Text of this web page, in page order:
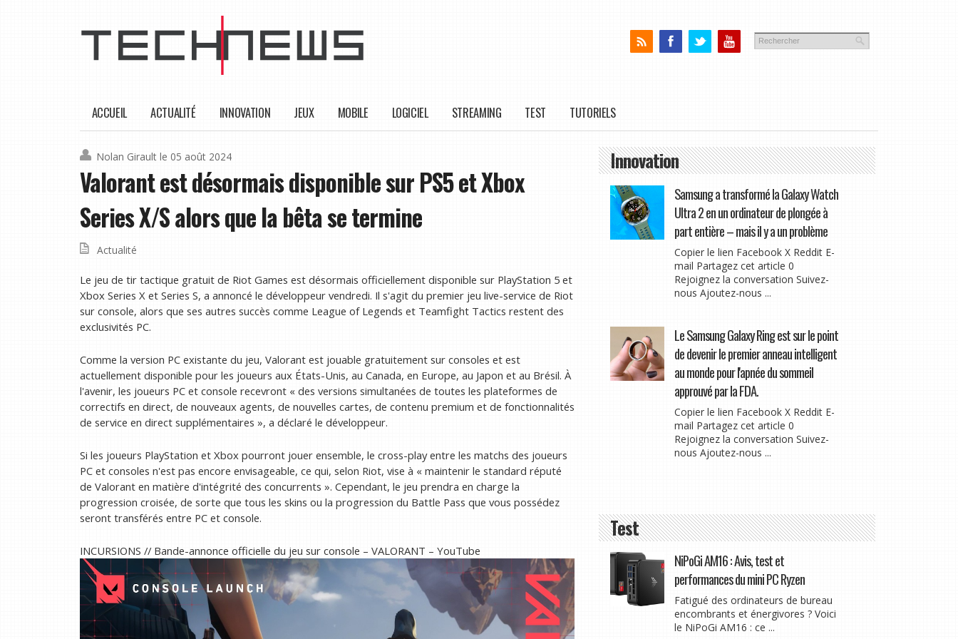
ACCUEIL ACTUALITÉ INNOVATION JEUX MOBILE LOGICIEL STREAMING TEST TUTORIELS
Nolan Girault le 05 août 2024
Valorant est désormais disponible sur PS5 et Xbox
Series X/S alors que la bêta se termine
Actualité
Le jeu de tir tactique gratuit de Riot Games est désormais officiellement disponible sur PlayStation 5 et
Xbox Series X et Series S, a annoncé le développeur vendredi. Il s'agit du premier jeu live-service de Riot
sur console, alors que ses autres succès comme League of Legends et Teamfight Tactics restent des
exclusivités PC.
Comme la version PC existante du jeu, Valorant est jouable gratuitement sur consoles et est
actuellement disponible pour les joueurs aux États-Unis, au Canada, en Europe, au Japon et au Brésil. À
l'avenir, les joueurs PC et console recevront « des versions simultanées de toutes les plateformes de
correctifs en direct, de nouveaux agents, de nouvelles cartes, de contenu premium et de fonctionnalités
de service en direct supplémentaires », a déclaré le développeur.
Si les joueurs PlayStation et Xbox pourront jouer ensemble, le cross-play entre les matchs des joueurs
PC et consoles n'est pas encore envisageable, ce qui, selon Riot, vise à « maintenir le standard réputé
de Valorant en matière d'intégrité des concurrents ». Cependant, le jeu prendra en charge la
progression croisée, de sorte que tous les skins ou la progression du Battle Pass que vous possédez
seront transférés entre PC et console.
INCURSIONS // Bande-annonce officielle du jeu sur console – VALORANT – YouTube
Innovation
Samsung a transformé la Galaxy Watch
Ultra 2 en un ordinateur de plongée à
part entière – mais il y a un problème
Copier le lien Facebook X Reddit E-
mail Partagez cet article 0
Rejoignez la conversation Suivez-
nous Ajoutez-nous ...
Le Samsung Galaxy Ring est sur le point
de devenir le premier anneau intelligent
au monde pour l'apnée du sommeil
approuvé par la FDA.
Copier le lien Facebook X Reddit E-
mail Partagez cet article 0
Rejoignez la conversation Suivez-
nous Ajoutez-nous ...
Test
NiPoGi AM16 : Avis, test et
performances du mini PC Ryzen
Fatigué des ordinateurs de bureau
encombrants et énergivores ? Voici
le NiPoGi AM16 : ce ...